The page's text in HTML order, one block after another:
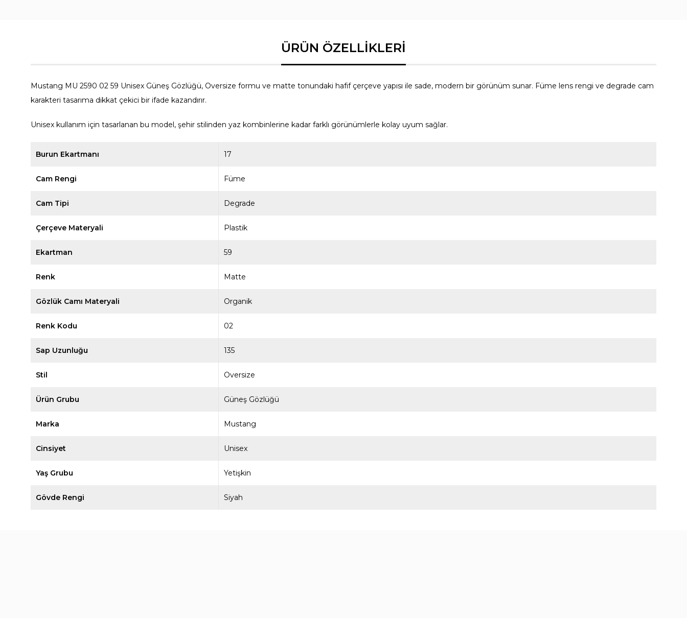
Mustang MU 2590 02 59 Unisex Güneş Gözlüğü, Oversize formu ve matte tonundaki hafif çerçeve yapısı ile sade, modern bir görünüm sunar. Füme lens rengi ve degrade cam
karakteri tasarıma dikkat çekici bir ifade kazandırır.
Unisex kullanım için tasarlanan bu model, şehir stilinden yaz kombinlerine kadar farklı görünümlerle kolay uyum sağlar.
Burun Ekartmanı 17
Cam Rengi Füme
Cam Tipi Degrade
Çerçeve Materyali Plastik
Ekartman 59
Renk Matte
Gözlük Camı Materyali Organik
Renk Kodu 02
Sap Uzunluğu 135
Stil Oversize
Ürün Grubu Güneş Gözlüğü
Marka Mustang
Cinsiyet Unisex
Yaş Grubu Yetişkin
Gövde Rengi Siyah